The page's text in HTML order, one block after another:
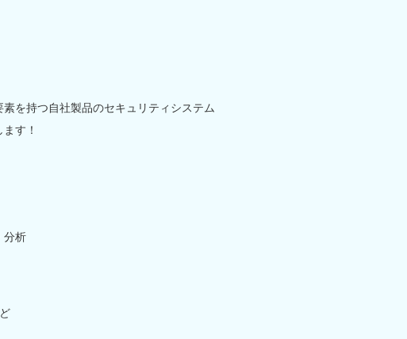
を持つ自社製品のセキュリティシステム
す！
分析